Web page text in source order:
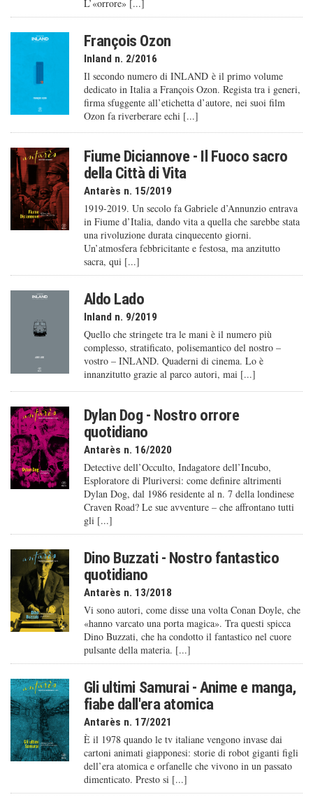
L’«orrore» [...]
François Ozon
Inland n. 2/2016
Il secondo numero di INLAND è il primo volume
dedicato in Italia a François Ozon. Regista tra i generi,
firma sfuggente all’etichetta d’autore, nei suoi film
Ozon fa riverberare echi [...]
Fiume Diciannove - Il Fuoco sacro
della Città di Vita
Antarès n. 15/2019
1919-2019. Un secolo fa Gabriele d’Annunzio entrava
in Fiume d’Italia, dando vita a quella che sarebbe stata
una rivoluzione durata cinquecento giorni.
Un’atmosfera febbricitante e festosa, ma anzitutto
sacra, qui [...]
Aldo Lado
Inland n. 9/2019
Quello che stringete tra le mani è il numero più
complesso, stratificato, polisemantico del nostro –
vostro – INLAND. Quaderni di cinema. Lo è
innanzitutto grazie al parco autori, mai [...]
Dylan Dog - Nostro orrore
quotidiano
Antarès n. 16/2020
Detective dell’Occulto, Indagatore dell’Incubo,
Esploratore di Pluriversi: come definire altrimenti
Dylan Dog, dal 1986 residente al n. 7 della londinese
Craven Road? Le sue avventure – che affrontano tutti
gli [...]
Dino Buzzati - Nostro fantastico
quotidiano
Antarès n. 13/2018
Vi sono autori, come disse una volta Conan Doyle, che
«hanno varcato una porta magica». Tra questi spicca
Dino Buzzati, che ha condotto il fantastico nel cuore
pulsante della materia. [...]
Gli ultimi Samurai - Anime e manga,
fiabe dall'era atomica
Antarès n. 17/2021
È il 1978 quando le tv italiane vengono invase dai
cartoni animati giapponesi: storie di robot giganti figli
dell’era atomica e orfanelle che vivono in un passato
dimenticato. Presto si [...]